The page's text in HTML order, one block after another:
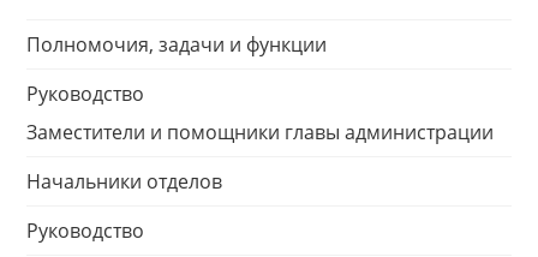
Полномочия, задачи и функции
Руководство
Заместители и помощники главы администрации
Начальники отделов
Руководство